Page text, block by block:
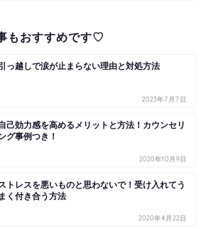
もおすすめです♡
っ越しで涙が止まらない理由と対処方法
2023年7月7日
己効力感を高めるメリットと方法！カウンセリ
グ事例つき！
2020年10月9日
ストレスを悪いものと思わないで！受け入れてう
まく付き合う方法
2020年4月22日